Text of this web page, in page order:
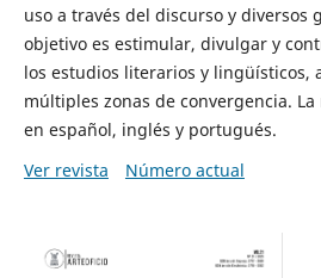
uso a través del discurso y diversos
objetivo es estimular, divulgar y
los estudios literarios y lingüísticos,
múltiples zonas de convergencia.
en español, inglés y portugués.
Ver revista
Número actual